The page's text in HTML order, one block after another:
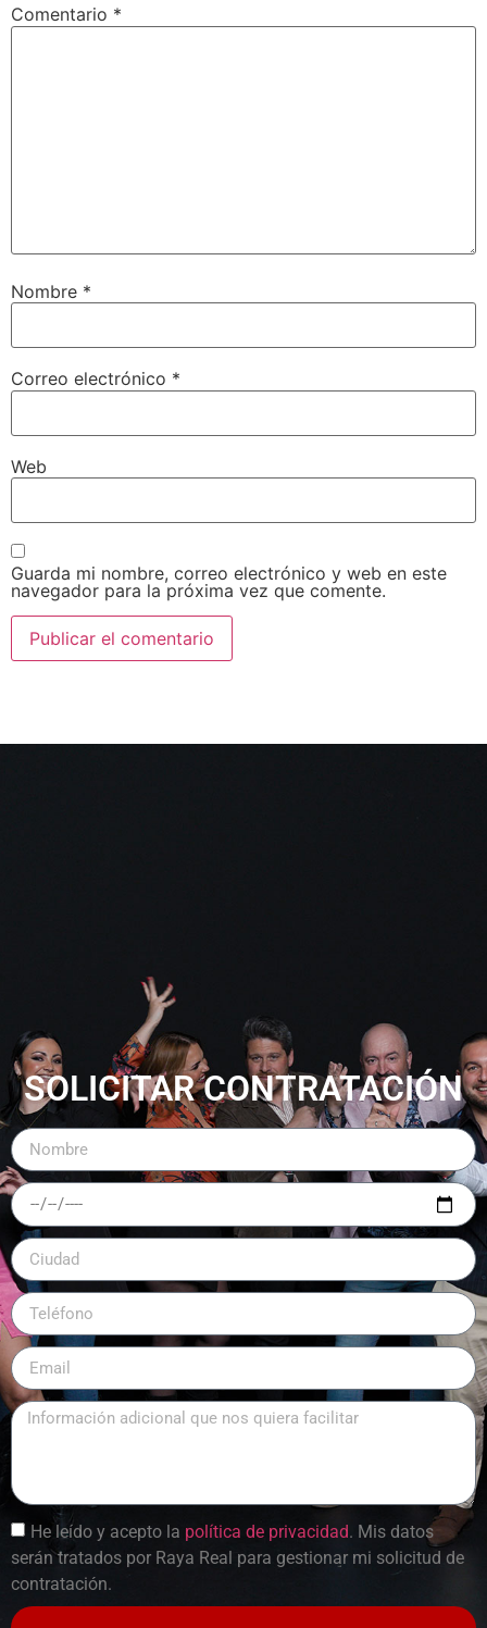
Comentario *
Nombre *
Correo electrónico *
Web
Guarda mi nombre, correo electrónico y web en este
navegador para la próxima vez que comente.
SOLICITAR CONTRATACIÓN
He leído y acepto la política de privacidad. Mis datos
serán tratados por Raya Real para gestionar mi solicitud de
contratación.